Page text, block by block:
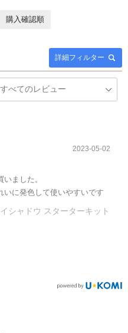
詳細フィルター
購入確認順
2023-05-02
ました。
いに発色して使いやすいです
シャドウ スターターキット